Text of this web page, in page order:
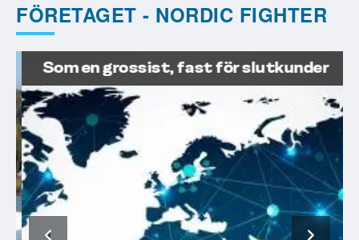
FÖRETAGET - NORDIC FIGHTER
Som en grossist, fast för slutkunder